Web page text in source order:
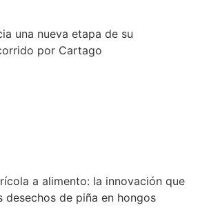
una nueva etapa de su
por Cartago
a alimento: la innovación que
desechos de piña en hongos